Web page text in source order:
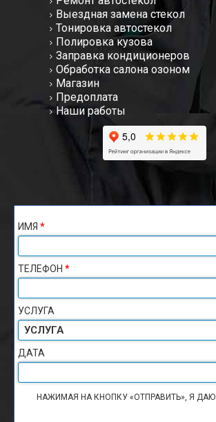
Выездная замена стекол
Тонировка автостекол
Полировка кузова
Заправка кондиционеров
Обработка салона озоном
Магазин
Предоплата
Наши работы
ИМЯ *
ТЕЛЕФОН *
УСЛУГА
ДАТА
НАЖИМАЯ НА КНОПКУ «ОТПРАВИТЬ», Я ДАЮ